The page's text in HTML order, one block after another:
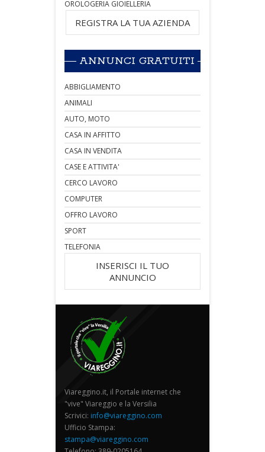
OROLOGERIA GIOIELLERIA
REGISTRA LA TUA AZIENDA
ANNUNCI GRATUITI
ABBIGLIAMENTO
ANIMALI
AUTO, MOTO
CASA IN AFFITTO
CASA IN VENDITA
CASE E ATTIVITA'
CERCO LAVORO
COMPUTER
OFFRO LAVORO
SPORT
TELEFONIA
INSERISCI IL TUO
ANNUNCIO
Viareggino.it, il Portale internet che
"vive" Viareggio e la Versilia
Scrivici: info@viareggino.com
Ufficio Stampa:
stampa@viareggino.com